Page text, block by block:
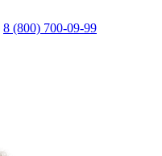
8 (800) 700-09-99